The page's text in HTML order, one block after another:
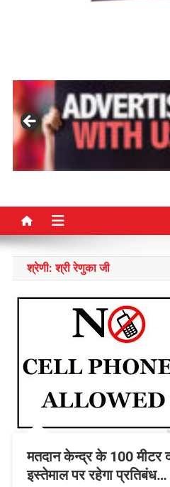
श्रेणी:श्री रेणुका जी
मतदान केन्द्र के 100 मीटर
इस्तेमाल पर रहेगा प्रतिबंध…